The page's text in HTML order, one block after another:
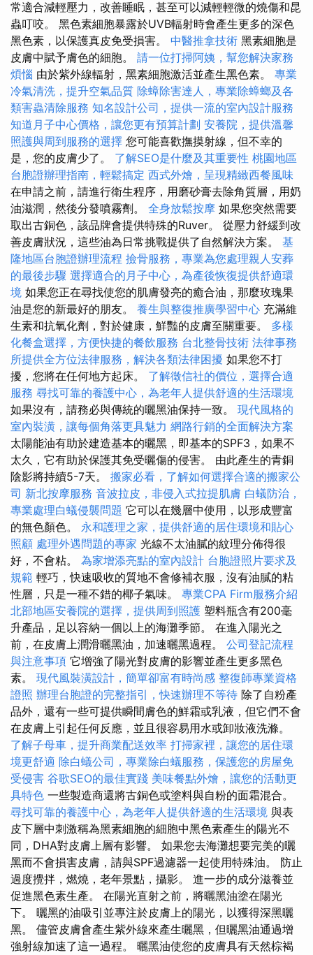
常適合減輕壓力，改善睡眠，甚至可以減輕輕微的燒傷和昆
蟲叮咬。 黑色素細胞暴露於UVB輻射時會產生更多的深色
黑色素，以保護真皮免受損害。 中醫推拿技術 黑素細胞是
皮膚中賦予膚色的細胞。 請一位打掃阿姨，幫您解決家務
煩惱 由於紫外線輻射，黑素細胞激活並產生黑色素。 專業
冷氣清洗，提升空氣品質 除蟑除害達人，專業除蟑螂及各
類害蟲清除服務 知名設計公司，提供一流的室內設計服務
知道月子中心價格，讓您更有預算計劃 安養院，提供溫馨
照護與周到服務的選擇 您可能喜歡撫摸射線，但不幸的
是，您的皮膚少了。 了解SEO是什麼及其重要性 桃園地區
台胞證辦理指南，輕鬆搞定 西式外燴，呈現精緻西餐風味
在申請之前，請進行衛生程序，用磨砂膏去除角質層，用奶
油滋潤，然後分發噴霧劑。 全身放鬆按摩 如果您突然需要
取出古銅色，該品牌會提供特殊的Ruver。 從壓力舒緩到改
善皮膚狀況，這些油為日常挑戰提供了自然解決方案。 基
隆地區台胞證辦理流程 撿骨服務，專業為您處理親人安葬
的最後步驟 選擇適合的月子中心，為產後恢復提供舒適環
境 如果您正在尋找使您的肌膚發亮的癒合油，那麼玫瑰果
油是您的新最好的朋友。 養生與整復推廣學習中心 充滿維
生素和抗氧化劑，對於健康，鮮豔的皮膚至關重要。 多樣
化餐盒選擇，方便快捷的餐飲服務 台北整骨技術 法律事務
所提供全方位法律服務，解決各類法律困擾 如果您不打
擾，您將在任何地方起床。 了解徵信社的價位，選擇合適
服務 尋找可靠的養護中心，為老年人提供舒適的生活環境
如果沒有，請務必與傳統的曬黑油保持一致。 現代風格的
室內裝潢，讓每個角落更具魅力 網路行銷的全面解決方案
太陽能油有助於建造基本的曬黑，即基本的SPF3，如果不
太久，它有助於保護其免受曬傷的侵害。 由此產生的青銅
陰影將持續5-7天。 搬家必看，了解如何選擇合適的搬家公
司 新北按摩服務 音波拉皮，非侵入式拉提肌膚 白蟻防治，
專業處理白蟻侵襲問題 它可以在幾層中使用，以形成豐富
的無色顏色。 永和護理之家，提供舒適的居住環境和貼心
照顧 處理外遇問題的專家 光線不太油膩的紋理分佈得很
好，不會粘。 為家增添亮點的室內設計 台胞證照片要求及
規範 輕巧，快速吸收的質地不會修補衣服，沒有油膩的粘
性層，只是一種不錯的椰子氣味。 專業CPA Firm服務介紹
北部地區安養院的選擇，提供周到照護 塑料瓶含有200毫
升產品，足以容納一個以上的海灘季節。 在進入陽光之
前，在皮膚上潤滑曬黑油，加速曬黑過程。 公司登記流程
與注意事項 它增強了陽光對皮膚的影響並產生更多黑色
素。 現代風裝潢設計，簡單卻富有時尚感 整復師專業資格
證照 辦理台胞證的完整指引，快速辦理不等待 除了自粉產
品外，還有一些可提供瞬間膚色的鮮霜或乳液，但它們不會
在皮膚上引起任何反應，並且很容易用水或卸妝液洗滌。
了解子母車，提升商業配送效率 打掃家裡，讓您的居住環
境更舒適 除白蟻公司，專業除白蟻服務，保護您的房屋免
受侵害 谷歌SEO的最佳實踐 美味餐點外燴，讓您的活動更
具特色 一些製造商還將古銅色或塗料與自粉的面霜混合。
尋找可靠的養護中心，為老年人提供舒適的生活環境 與表
皮下層中刺激稱為黑素細胞的細胞中黑色素產生的陽光不
同，DHA對皮膚上層有影響。 如果您去海灘想要完美的曬
黑而不會損害皮膚，請與SPF過濾器一起使用特殊油。 防止
過度攪拌，燃燒，老年景點，攝影。 進一步的成分滋養並
促進黑色素生產。 在陽光直射之前，將曬黑油塗在陽光
下。 曬黑的油吸引並專注於皮膚上的陽光，以獲得深黑曬
黑。 儘管皮膚會產生紫外線來產生曬黑，但曬黑油通過增
強射線加速了這一過程。 曬黑油使您的皮膚具有天然棕褐